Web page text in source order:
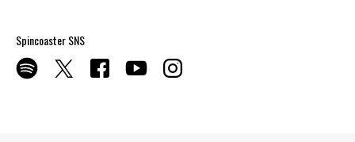
Spincoaster SNS